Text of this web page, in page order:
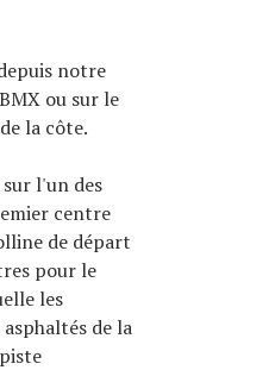
notre
ou sur le
la côte.
l'un des
centre
de départ
pour le
les
de la